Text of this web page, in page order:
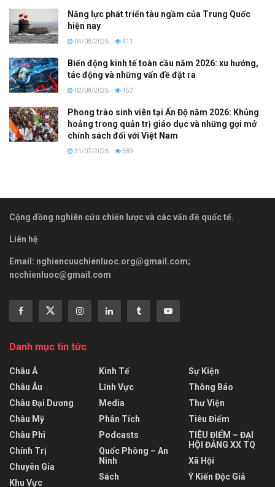
Năng lực phát triển tàu ngầm của Trung Quốc
hiện nay
04/08/2026 411
Biến động kinh tế toàn cầu năm 2026: xu hướng,
tác động và những vấn đề đặt ra
02/08/2026 152
Phong trào sinh viên tại Ấn Độ năm 2026: Khủng
hoảng trong quản trị giáo dục và những gợi mở
chính sách đối với Việt Nam
31/07/2026 389
Cộng đồng nghiên cứu chiến lược và các vấn đề quốc tế.
Liên hệ
Email: nghiencuuchienluoc.org@gmail.com;
ncchienluoc@gmail.com
Danh mục tin tức
Châu Á
Châu Âu
Châu Đại Dương
Châu Mỹ
Châu Phi
Chính Trị
Chuyên Gia
Khu Vực
Kinh Tế
Lĩnh Vực
Media
Phân Tích
Podcasts
Quốc Phòng – An
Ninh
Sách
Sự Kiện
Thông Báo
Thư Viện
Tiêu Điểm
TIÊU ĐIỂM – ĐẠI
HỘI ĐẢNG XX TQ
Xã Hội
Ý Kiến Độc Giả